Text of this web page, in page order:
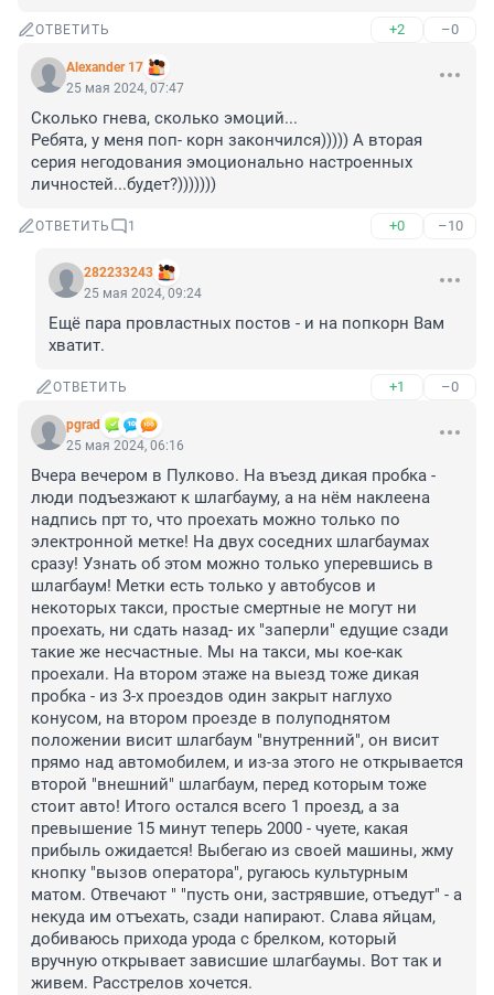
ОТВЕТИТЬ +2 –0
Alexander 17
25 мая 2024, 07:47
Сколько гнева, сколько эмоций...
Ребята, у меня поп- корн закончился))))) А вторая
серия негодования эмоционально настроенных
личностей...будет?)))))))
ОТВЕТИТЬ 1 +0 –10
282233243
25 мая 2024, 09:24
Ещё пара провластных постов - и на попкорн Вам
хватит.
ОТВЕТИТЬ +1 –0
pgrad
25 мая 2024, 06:16
Вчера вечером в Пулково. На въезд дикая пробка -
люди подъезжают к шлагбауму, а на нём наклеена
надпись прт то, что проехать можно только по
электронной метке! На двух соседних шлагбаумах
сразу! Узнать об этом можно только уперевшись в
шлагбаум! Метки есть только у автобусов и
некоторых такси, простые смертные не могут ни
проехать, ни сдать назад- их "заперли" едущие сзади
такие же несчастные. Мы на такси, мы кое-как
проехали. На втором этаже на выезд тоже дикая
пробка - из 3-х проездов один закрыт наглухо
конусом, на втором проезде в полуподнятом
положении висит шлагбаум "внутренний", он висит
прямо над автомобилем, и из-за этого не открывается
второй "внешний" шлагбаум, перед которым тоже
стоит авто! Итого остался всего 1 проезд, а за
превышение 15 минут теперь 2000 - чуете, какая
прибыль ожидается! Выбегаю из своей машины, жму
кнопку "вызов оператора", ругаюсь культурным
матом. Отвечают " "пусть они, застрявшие, отъедут" - а
некуда им отъехать, сзади напирают. Слава яйцам,
добиваюсь прихода урода с брелком, который
вручную открывает зависшие шлагбаумы. Вот так и
живем. Расстрелов хочется.